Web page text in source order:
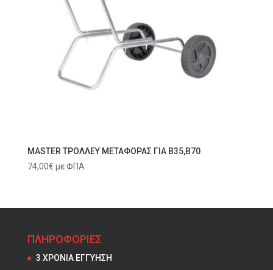
MASTER ΤΡΟΛΛΕΥ ΜΕΤΑΦΟΡΑΣ ΓΙΑ B35,B70
74,00€ με ΦΠΑ
ΠΛΗΡΟΦΟΡΙΕΣ
3 ΧΡΟΝΙΑ ΕΓΓΥΗΣΗ